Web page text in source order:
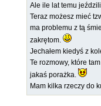
Ale ile lat temu
Teraz możesz mieć
ma problemu z tą
zakrętom.
Jechałem kiedyś z
Te rozmowy, które
jakaś porażka.
Mam kilka rzeczy do